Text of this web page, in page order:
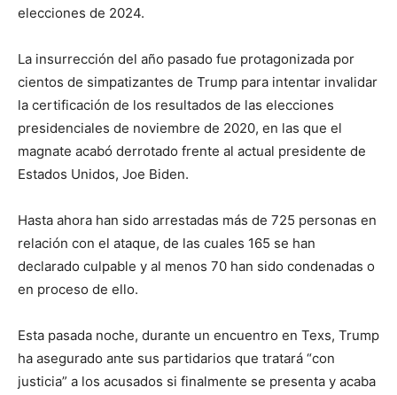
elecciones de 2024.
La insurrección del año pasado fue protagonizada por
cientos de simpatizantes de Trump para intentar invalidar
la certificación de los resultados de las elecciones
presidenciales de noviembre de 2020, en las que el
magnate acabó derrotado frente al actual presidente de
Estados Unidos, Joe Biden.
Hasta ahora han sido arrestadas más de 725 personas en
relación con el ataque, de las cuales 165 se han
declarado culpable y al menos 70 han sido condenadas o
en proceso de ello.
Esta pasada noche, durante un encuentro en Texs, Trump
ha asegurado ante sus partidarios que tratará “con
justicia” a los acusados si finalmente se presenta y acaba